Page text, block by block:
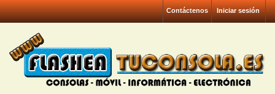
Iniciar sesión
Contáctenos